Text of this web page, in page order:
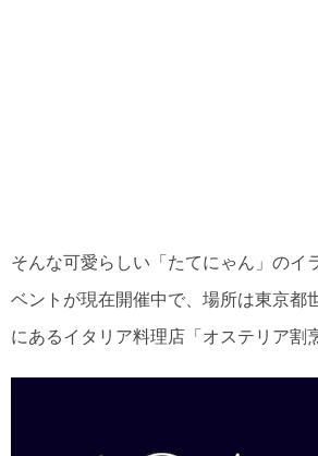
そんな可愛らしい「たてにゃん」のイ
ベントが現在開催中で、場所は東京都
にあるイタリア料理店「オステリア割